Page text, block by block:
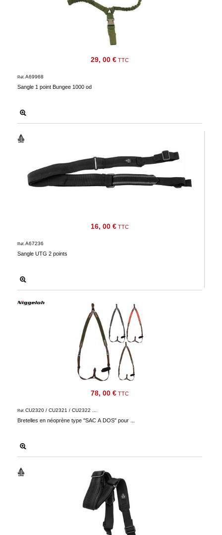
29, 00 € TTC
Sangle 1 point Bungee 1000 od
Réf. A69968
16, 00 € TTC
Sangle UTG 2 points
Réf. A67236
78, 00 € TTC
Bretelles en néoprène type ''SAC À DOS'' pour ...
Réf. CU2320 / CU2321 / CU2322 ...